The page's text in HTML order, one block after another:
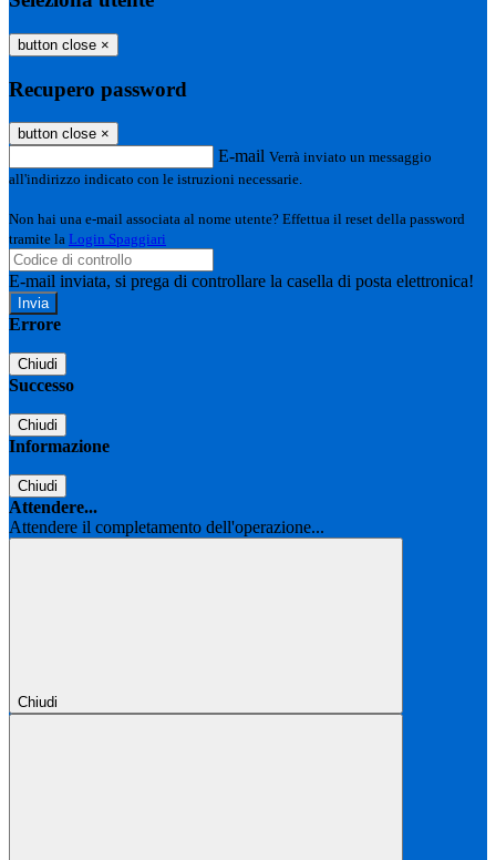
button close ×
Recupero password
button close ×
E-mail Verrà inviato un messaggio
all'indirizzo indicato con le istruzioni necessarie.
Non hai una e-mail associata al nome utente? Effettua il reset della password
tramite la Login Spaggiari
E-mail inviata, si prega di controllare la casella di posta elettronica!
Errore
Chiudi
Successo
Chiudi
Informazione
Chiudi
Attendere...
Attendere il completamento dell'operazione...
Chiudi